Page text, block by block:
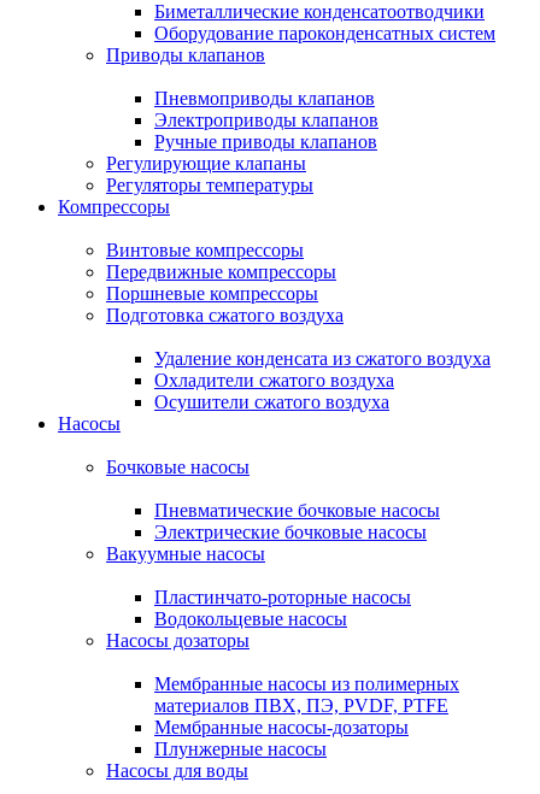
Биметаллические конденсатоотводчики
Оборудование пароконденсатных систем
Приводы клапанов
Пневмоприводы клапанов
Электроприводы клапанов
Ручные приводы клапанов
Регулирующие клапаны
Регуляторы температуры
Компрессоры
Винтовые компрессоры
Передвижные компрессоры
Поршневые компрессоры
Подготовка сжатого воздуха
Удаление конденсата из сжатого воздуха
Охладители сжатого воздуха
Осушители сжатого воздуха
Насосы
Бочковые насосы
Пневматические бочковые насосы
Электрические бочковые насосы
Вакуумные насосы
Пластинчато-роторные насосы
Водокольцевые насосы
Насосы дозаторы
Мембранные насосы из полимерных
материалов ПВХ, ПЭ, PVDF, PTFE
Мембранные насосы-дозаторы
Плунжерные насосы
Насосы для воды